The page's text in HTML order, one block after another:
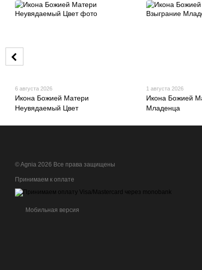
6 августа 2026
Икона Божией Матери
Неувядаемый Цвет
1 августа 2026
Икона Божией
Младенца
© Agnia 2026 Все права защищены
Принимаем к оплате
Мобильная версия